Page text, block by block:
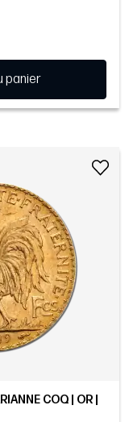
panier
COQ | OR |